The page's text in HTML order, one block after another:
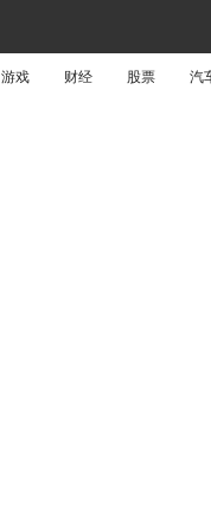
游戏 财经 股票 汽